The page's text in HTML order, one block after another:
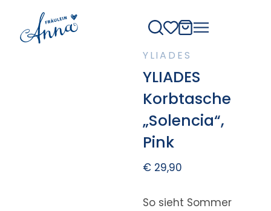
YLIADES
YLIADES
Korbtasche
„Solencia“,
Pink
€29,90
So sieht Sommer